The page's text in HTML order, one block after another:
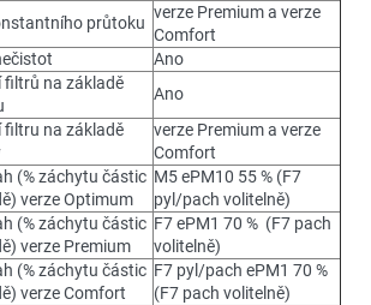
průtoku
verze Premium a verze
Comfort
Ano
filtrů na základě
Ano
filtru na základě
verze Premium a verze
Comfort
(% záchytu částic
verze Optimum
M5 ePM10 55 % (F7
pyl/pach volitelně)
(% záchytu částic
verze Premium
F7 ePM1 70 % (F7 pach
volitelně)
(% záchytu částic
verze Comfort
F7 pyl/pach ePM1 70 %
(F7 pach volitelně)